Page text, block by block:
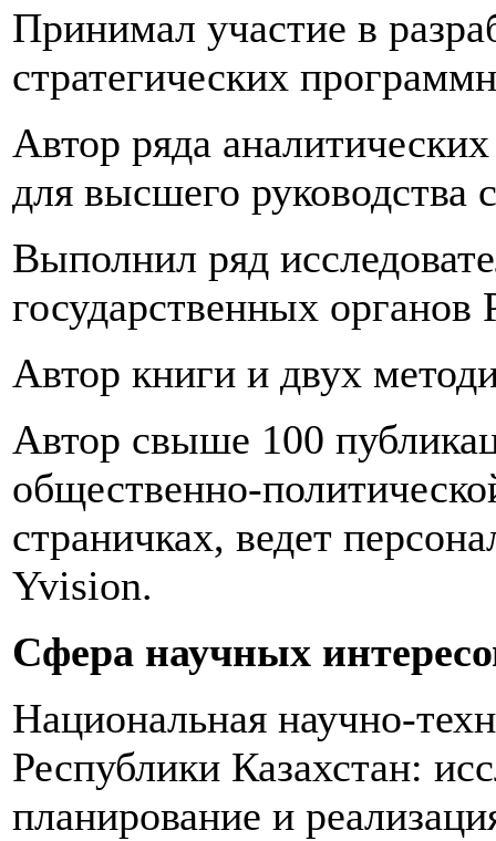
Принимал участие в
стратегических
Автор ряда
для высшего руководства
Выполнил ряд
государственных органов
Автор книги и двух
Автор свыше 100
общественно-
страничках, ведет
Yvision.
Сфера научных
Национальная научно-
Республики Казахстан:
планирование и